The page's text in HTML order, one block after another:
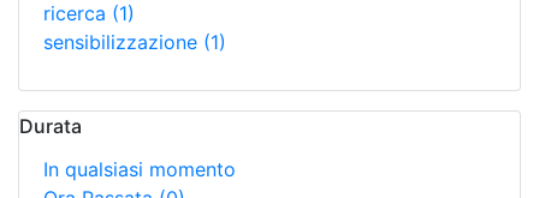
ricerca (1)
sensibilizzazione (1)
Durata
In qualsiasi momento